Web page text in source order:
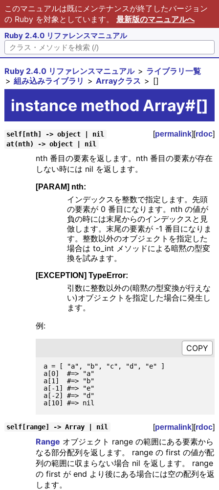
このマニュアルは既にメンテナンスが終了したバージョン
の Ruby を対象としています。 最新版のマニュアルへ
Ruby 2.4.0 リファレンスマニュアル
Ruby 2.4.0 リファレンスマニュアル
ライブラリ一覧
組み込みライブラリ
Arrayクラス []
instance method Array#[]
self[nth] -> object | nil [permalink][rdoc]
at(nth) -> object | nil
nth 番目の要素を返します。nth 番目の要素が存在
しない時には nil を返します。
[PARAM] nth:
インデックスを整数で指定します。先頭
の要素が 0 番目になります。nth の値が
負の時には末尾からのインデックスと見
倣します。末尾の要素が -1 番目になりま
す。整数以外のオブジェクトを指定した
場合は to_int メソッドによる暗黙の型変
換を試みます。
[EXCEPTION] TypeError:
引数に整数以外の(暗黙の型変換が行えな
い)オブジェクトを指定した場合に発生し
ます。
例:
a = [ "a", "b", "c", "d", "e" ]
a[0]  #=> "a"
a[1]  #=> "b"
a[-1] #=> "e"
a[-2] #=> "d"
self[range] -> Array | nil [permalink][rdoc]
Range オブジェクト range の範囲にある要素から
なる部分配列を返します。 range の first の値が配
列の範囲に収まらない場合 nil を返します。 range
の first が end より後にある場合には空の配列を返
します。